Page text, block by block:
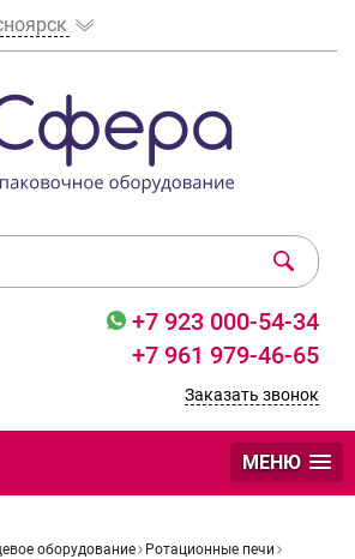
+7 923 000-54-34
+7 961 979-46-65
Заказать звонок
МЕНЮ
оборудование
Ротационные печи